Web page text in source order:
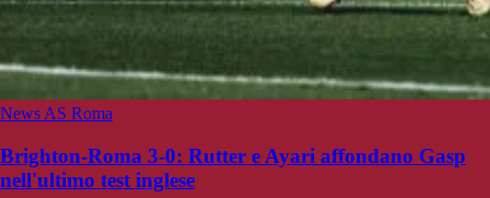
News AS Roma
Brighton-Roma 3-0: Rutter e Ayari affondano Gasp
nell'ultimo test inglese